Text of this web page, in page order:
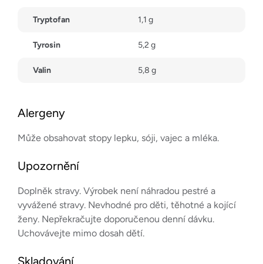
Tryptofan 1,1 g
Tyrosin 5,2 g
Valin 5,8 g
Alergeny
Může obsahovat stopy lepku, sóji, vajec a mléka.
Upozornění
Doplněk stravy. Výrobek není náhradou pestré a
vyvážené stravy. Nevhodné pro děti, těhotné a kojící
ženy. Nepřekračujte doporučenou denní dávku.
Uchovávejte mimo dosah dětí.
Skladování